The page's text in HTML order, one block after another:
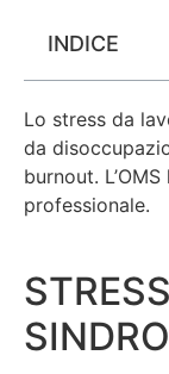
INDICE
Lo stress da
da
burnout.
professionale.